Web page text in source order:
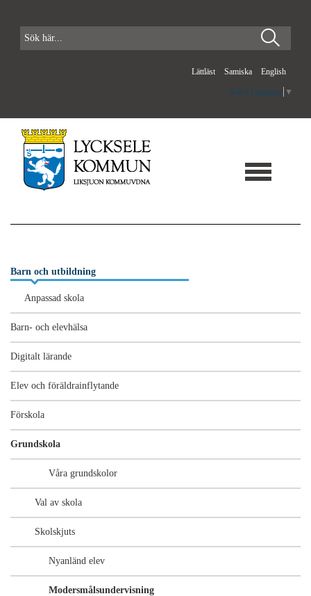
Lättläst Samiska English
Select Language ▼
Barn och utbildning
Anpassad skola
Barn- och elevhälsa
Digitalt lärande
Elev och föräldrainflytande
Förskola
Grundskola
Våra grundskolor
Val av skola
Skolskjuts
Nyanländ elev
Modersmålsundervisning